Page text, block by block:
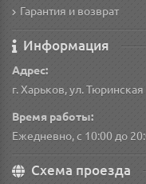
Гарантия и возврат
Информация
Адрес:
г. Харьков, ул.
Время работы:
Ежедневно, с 10:00 до
Схема проезда